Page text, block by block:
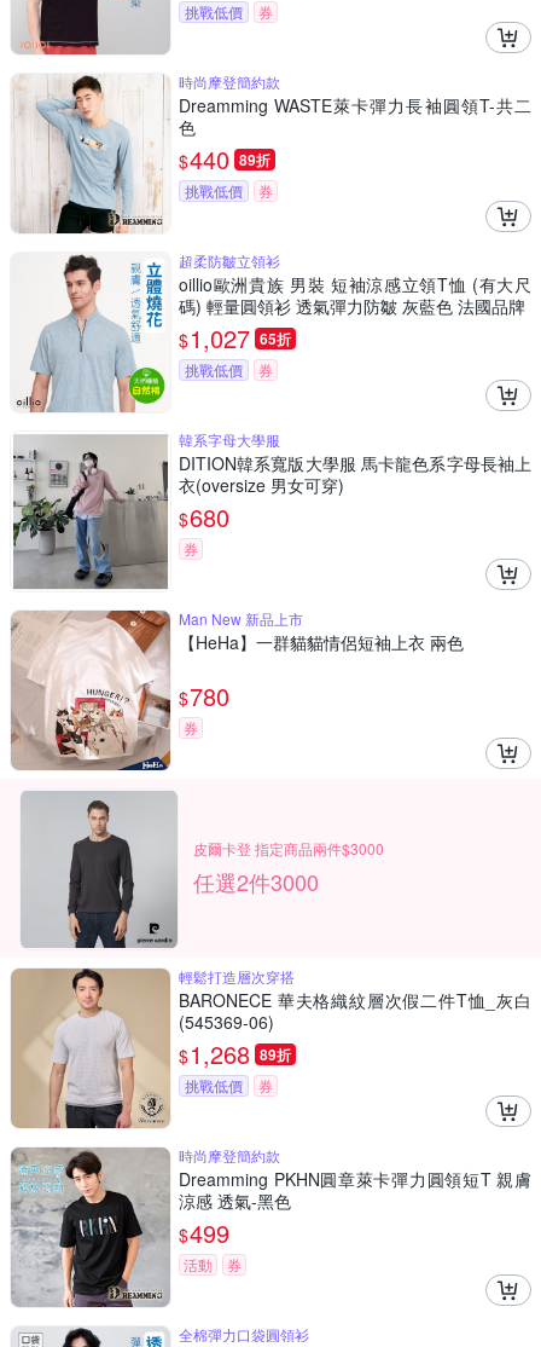
挑戰低價 券
時尚摩登簡約款
Dreamming WASTE萊卡彈力長袖圓領T-共二
色
$440 89折
挑戰低價 券
超柔防皺立領衫
oillio歐洲貴族 男裝 短袖涼感立領T恤 (有大尺
碼) 輕量圓領衫 透氣彈力防皺 灰藍色 法國品牌
$1,027 65折
挑戰低價 券
韓系字母大學服
DITION韓系寬版大學服 馬卡龍色系字母長袖上
衣(oversize 男女可穿)
$680
券
Man New 新品上市
【HeHa】一群貓貓情侶短袖上衣 兩色
$780
券
皮爾卡登 指定商品兩件$3000
任選2件3000
輕鬆打造層次穿搭
BARONECE 華夫格織紋層次假二件T恤_灰白
(545369-06)
$1,268 89折
挑戰低價 券
時尚摩登簡約款
Dreamming PKHN圓章萊卡彈力圓領短T 親膚
涼感 透氣-黑色
$499
活動 券
全棉彈力口袋圓領衫